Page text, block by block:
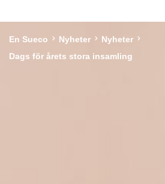
En Sueco Nyheter
Nyheter
Dags för årets stora insamling